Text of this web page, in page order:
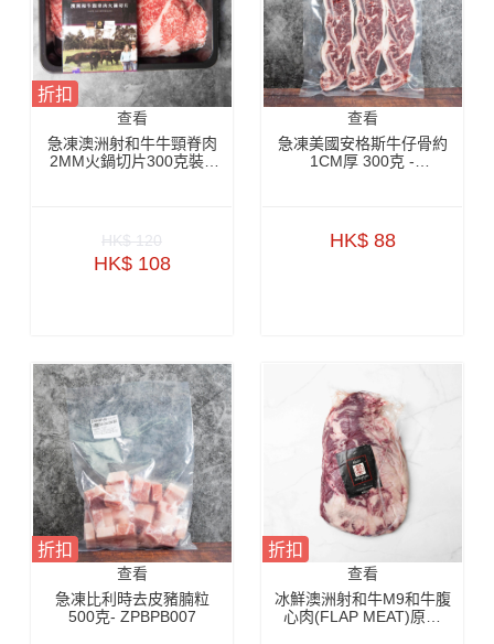
查看
折扣
急凍澳洲射和牛牛頸脊肉
2MM火鍋切片300克裝 -
HK$ 120
HK$ 108
查看
急凍美國安格斯牛仔骨約
1CM厚 300克 -
HK$ 88
查看
折扣
急凍比利時去皮豬腩粒
500克- ZPBPB007
查看
折扣
冰鮮澳洲射和牛M9和牛腹
心肉(FLAP MEAT)原件